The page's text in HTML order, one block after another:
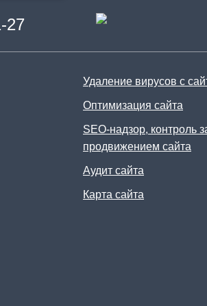
27
Удаление вирусов с
Оптимизация сайта
SEO-надзор, контроль
продвижением сайта
Аудит сайта
Карта сайта